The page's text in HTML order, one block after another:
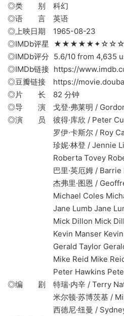
◎类 别 科幻
◎语 言 英语
◎上映日期 1965-08-23
◎IMDb评星
◎IMDb评分 5.6/10 from 4,635
◎IMDb链接 https://
◎豆瓣链接 https://
◎片 长 82 分钟
◎导 演 戈登·弗莱明 /
◎演 员 彼得·库欣 / Peter
罗伊·卡斯尔 / Roy
珍妮·林登 / Jennie
Roberta Tovey
巴里·英厄姆 / Barrie
杰弗里·图恩 /
Michael Coles
Jane Lumb Jane
Mick Dillon Mick
Kevin Manser Kevin
Gerald Taylor Gerald
Mike Reid Mike
Peter Hawkins Peter
◎编 剧 特瑞·内辛 / Terry
米尔顿·苏博茨基 /
西德尼·纽曼 / Sydney